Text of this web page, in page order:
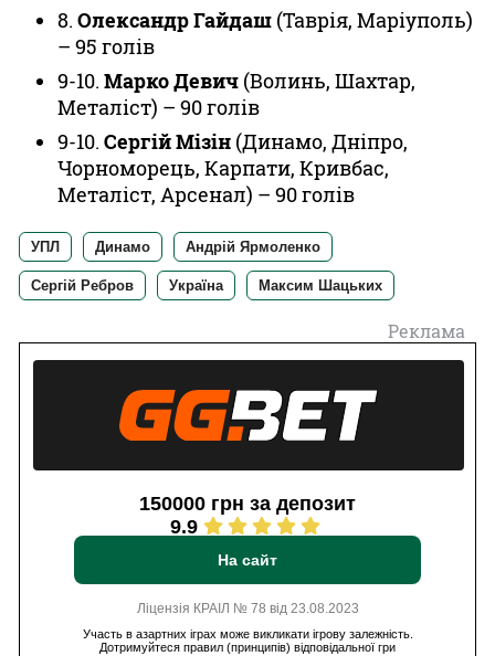
8. Олександр Гайдаш (Таврія, Маріуполь)
– 95 голів
9-10. Марко Девич (Волинь, Шахтар,
Металіст) – 90 голів
9-10. Сергій Мізін (Динамо, Дніпро,
Чорноморець, Карпати, Кривбас,
Металіст, Арсенал) – 90 голів
УПЛ Динамо Андрій Ярмоленко
Сергій Ребров Україна Максим Шацьких
Реклама
150000 грн за депозит
9.9
На сайт
Ліцензія КРАІЛ № 78 від 23.08.2023
Участь в азартних іграх може викликати ігрову залежність.
Дотримуйтеся правил (принципів) відповідальної гри